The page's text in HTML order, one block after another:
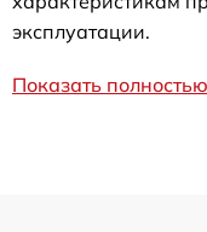
эксплуатации.
Показать полностью